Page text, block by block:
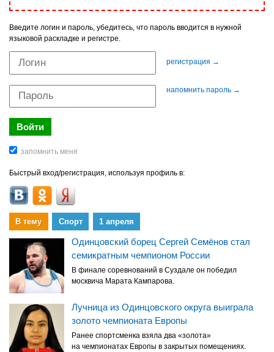
Введите логин и пароль, убедитесь, что пароль вводится в нужной
языковой раскладке и регистре.
регистрация →
напомнить пароль →
Быстрый вход/регистрация, используя профиль в:
В тему Спорт 1 апреля
Одинцовский борец Сергей Семёнов стал
семикратным чемпионом России
В финале соревнований в Суздале он победил
москвича Марата Кампарова.
Лучница из Одинцовского округа выиграла
золото чемпионата Европы
Ранее спортсменка взяла два «золота»
на чемпионатах Европы в закрытых помещениях.